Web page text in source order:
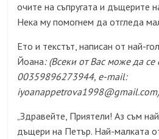
очите на съпругата и дъщерите
Нека му помогнем да отгледа
Ето и текстът, написан от най-
Йоана: (Всеки от Вас може да се
00359896273944, e-mail:
„Здравейте, Приятели! Аз съм
дъщери на Петър. Най-малката